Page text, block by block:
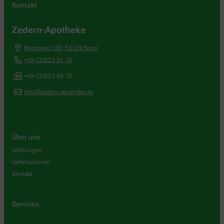
Kontakt
Zedern-Apotheke
Rheinweg 159 53129 Bonn
+49-228/23 31 70
+49-228/53 08 70
info@zedern-apotheke.de
Über uns
Leistungen
Lieferoptionen
Kontakt
Services